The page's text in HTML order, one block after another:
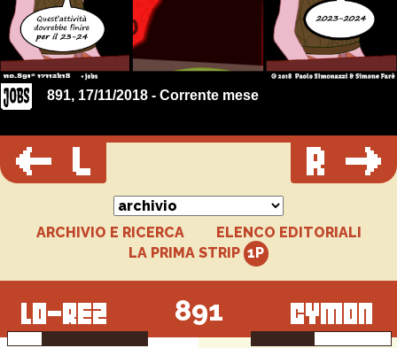
891, 17/11/2018 - Corrente mese
ARCHIVIO E RICERCA
ELENCO EDITORIALI
LA PRIMA STRIP
891